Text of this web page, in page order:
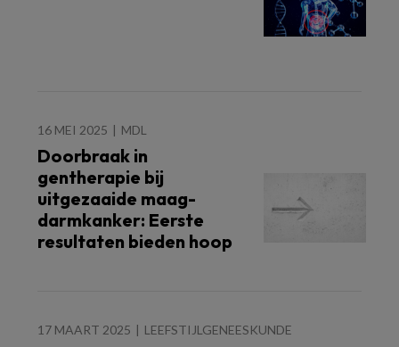
16 MEI 2025 MDL
Doorbraak in
gentherapie bij
uitgezaaide maag-
darmkanker: Eerste
resultaten bieden hoop
17 MAART 2025 LEEFSTIJLGENEESKUNDE